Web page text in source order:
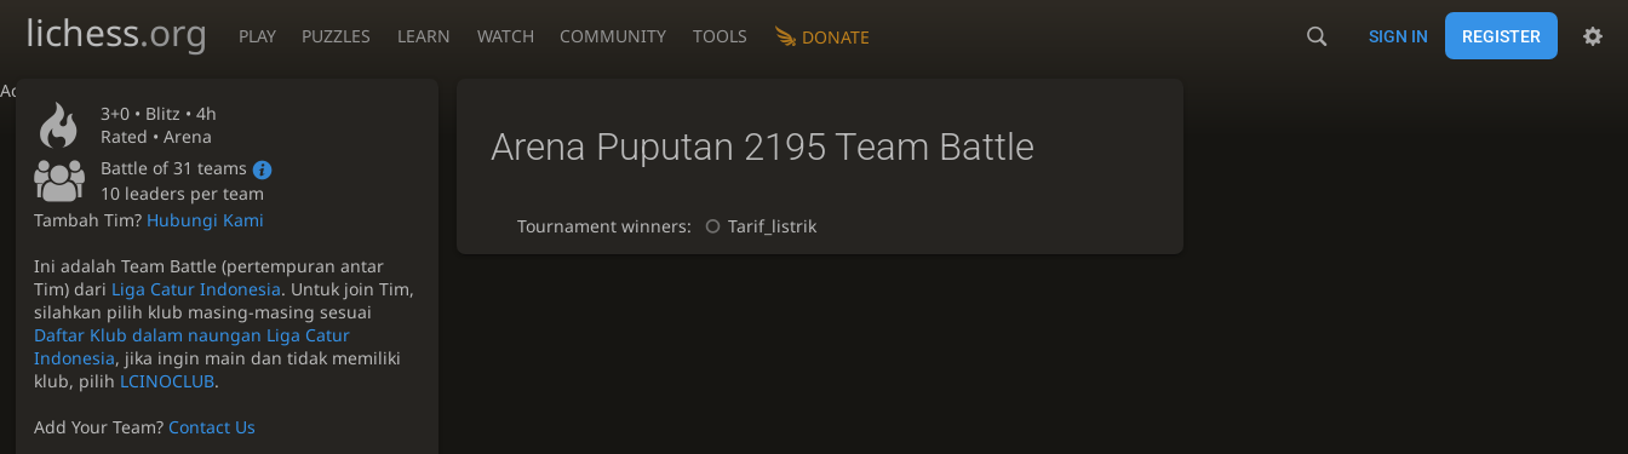
Accessibility - Enable blind mode
lichess.org PLAY PUZZLES LEARN WATCH COMMUNITY TOOLS DONATE SIGN IN REGISTER
3+0 • Blitz • 4h
Rated • Arena
Battle of 31 teams
10 leaders per team
Tambah Tim? Hubungi Kami
Ini adalah Team Battle (pertempuran antar
Tim) dari Liga Catur Indonesia. Untuk join Tim,
silahkan pilih klub masing-masing sesuai
Daftar Klub dalam naungan Liga Catur
Indonesia, jika ingin main dan tidak memiliki
klub, pilih LCINOCLUB.
Add Your Team? Contact Us
Arena Puputan 2195 Team Battle
Tournament winners: Tarif_listrik